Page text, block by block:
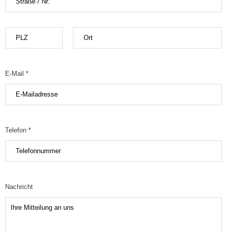
E-Mail *
Telefon *
Nachricht